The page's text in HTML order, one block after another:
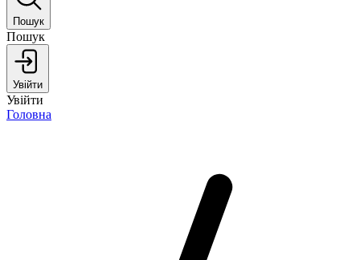
Пошук
Пошук
Увійти
Увійти
Головна